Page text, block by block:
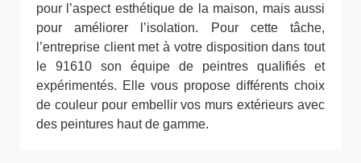
pour l’aspect esthétique de la maison, mais aussi
pour améliorer l’isolation. Pour cette tâche,
l’entreprise client met à votre disposition dans tout
le 91610 son équipe de peintres qualifiés et
expérimentés. Elle vous propose différents choix
de couleur pour embellir vos murs extérieurs avec
des peintures haut de gamme.